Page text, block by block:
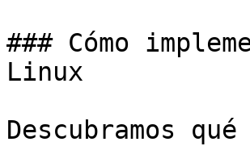
### Cómo
Linux
Descubramos